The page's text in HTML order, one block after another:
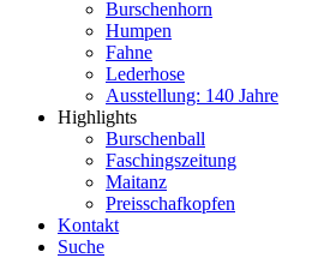
Burschenhorn
Humpen
Fahne
Lederhose
Ausstellung: 140 Jahre
Highlights
Burschenball
Faschingszeitung
Maitanz
Preisschafkopfen
Kontakt
Suche